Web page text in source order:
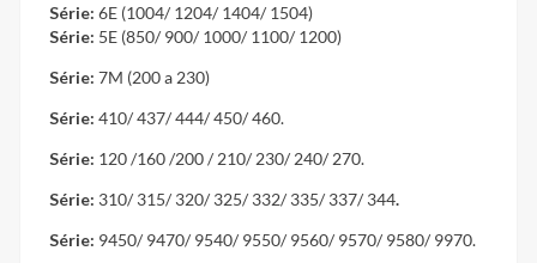
Série: 6E (1004/ 1204/ 1404/ 1504)
Série: 5E (850/ 900/ 1000/ 1100/ 1200)
Série: 7M (200 a 230)
Série: 410/ 437/ 444/ 450/ 460.
Série: 120 /160 /200 / 210/ 230/ 240/ 270.
Série: 310/ 315/ 320/ 325/ 332/ 335/ 337/ 344.
Série: 9450/ 9470/ 9540/ 9550/ 9560/ 9570/ 9580/ 9970.